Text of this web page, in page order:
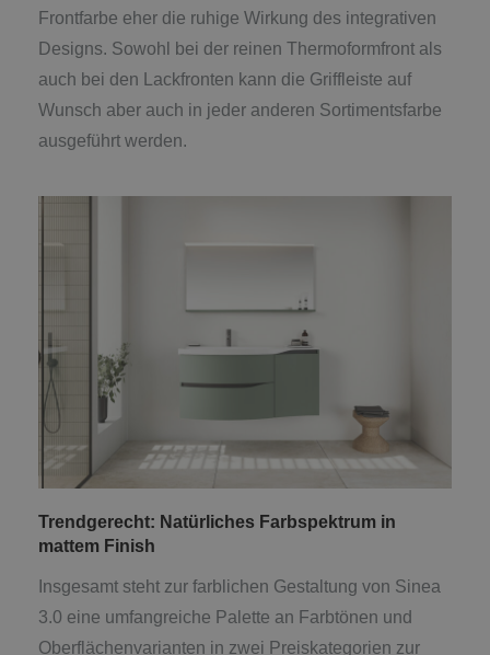
Frontfarbe eher die ruhige Wirkung des integrativen
Designs. Sowohl bei der reinen Thermoformfront als
auch bei den Lackfronten kann die Griffleiste auf
Wunsch aber auch in jeder anderen Sortimentsfarbe
ausgeführt werden.
Trendgerecht: Natürliches Farbspektrum in
mattem Finish
Insgesamt steht zur farblichen Gestaltung von Sinea
3.0 eine umfangreiche Palette an Farbtönen und
Oberflächenvarianten in zwei Preiskategorien zur